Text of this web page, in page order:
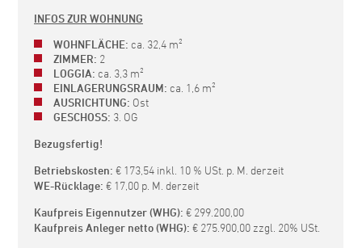
INFOS ZUR WOHNUNG
WOHNFLÄCHE: ca. 32,4 m²
ZIMMER: 2
LOGGIA: ca. 3,3 m²
EINLAGERUNGSRAUM: ca. 1,6 m²
AUSRICHTUNG: Ost
GESCHOSS: 3. OG
Bezugsfertig!
Betriebskosten: € 173,54 inkl. 10 % USt. p. M. derzeit
WE-Rücklage: € 17,00 p. M. derzeit
Kaufpreis Eigennutzer (WHG): € 299.200,00
Kaufpreis Anleger netto (WHG): € 275.900,00 zzgl. 20% USt.